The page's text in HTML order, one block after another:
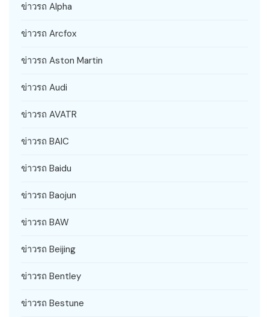
ข่าวรถ Alpha
ข่าวรถ Arcfox
ข่าวรถ Aston Martin
ข่าวรถ Audi
ข่าวรถ AVATR
ข่าวรถ BAIC
ข่าวรถ Baidu
ข่าวรถ Baojun
ข่าวรถ BAW
ข่าวรถ Beijing
ข่าวรถ Bentley
ข่าวรถ Bestune